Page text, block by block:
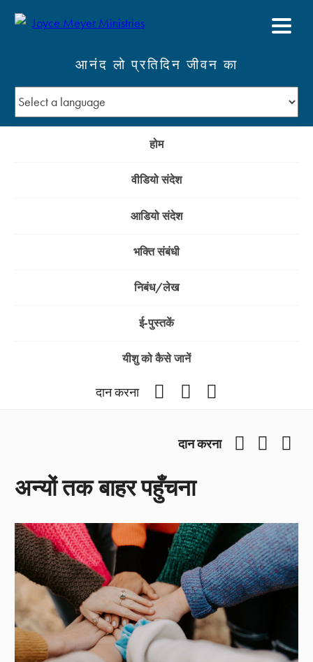
आनंद लो प्रतिदिन जीवन का
होम
वीडियो संदेश
आडियो संदेश
भक्ति संबंधी
निबंध/लेख
ई-पुस्तकें
यीशु को कैसे जानें
दान करना
दान करना
अन्यों तक बाहर पहुँचना